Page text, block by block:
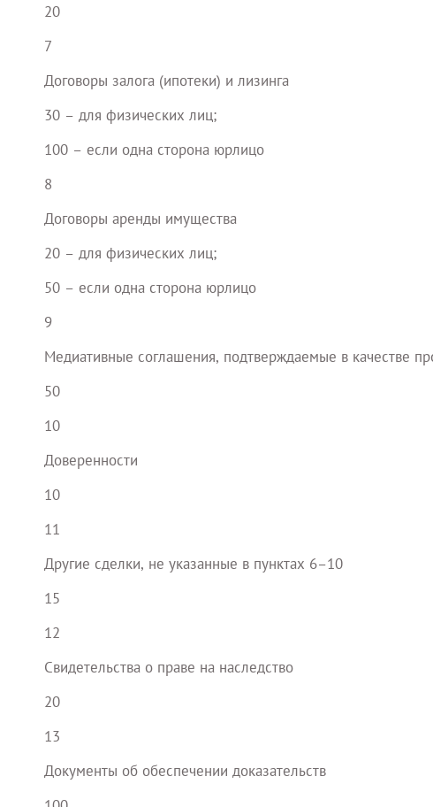
20
7
Договоры залога (ипотеки) и лизинга
30 – для физических лиц;
100 – если одна сторона юрлицо
8
Договоры аренды имущества
20 – для физических лиц;
50 – если одна сторона юрлицо
9
Медиативные соглашения, подтверждаемые в качестве
50
10
Доверенности
10
11
Другие сделки, не указанные в пунктах 6–10
15
12
Свидетельства о праве на наследство
20
13
Документы об обеспечении доказательств